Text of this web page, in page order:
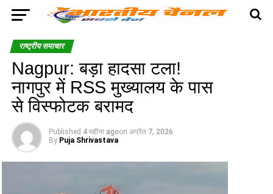
राष्ट्रीय समाचार
Nagpur: बड़ा हादसा टला!
नागपुर में RSS मुख्यालय के पास
से विस्फोटक बरामद
Published 4 महीना agoon अप्रैल 7, 2026
By Puja Shrivastava